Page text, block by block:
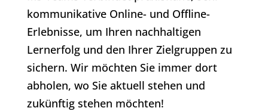
kommunikative Online- und Offline-
Erlebnisse, um Ihren nachhaltigen
Lernerfolg und den Ihrer Zielgruppen zu
sichern. Wir möchten Sie immer dort
abholen, wo Sie aktuell stehen und
zukünftig stehen möchten!